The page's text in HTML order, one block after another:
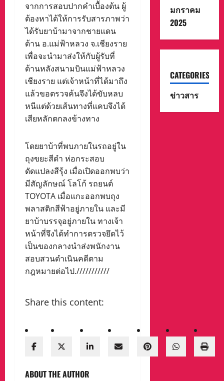
จากการสอบปากคำเบื้องต้น ผู้
ต้องหาได้ให้การรับสารภาพว่า
ได้รับยาบ้ามาจากชายแดน
ด้าน อ.แม่ฟ้าหลวง จ.เชียงราย
เพื่อจะนำมาส่งให้กับผู้รับที่
ด้านหลังสนามบินแม่ฟ้าหลวง
เชียงราย แต่เจ้าหน้าที่ได้มาถึง
แล้วขอตรวจค้นจึงได้ขับหลบ
หนีแต่ด้วยเส้นทางที่แคบจึงได้
เสียหลักตกลงข้างทาง
โดยยาบ้าที่พบภายในรถอยู่ใน
ถุงขยะสีดำ ห่อกระสอบ
ดัดแปลงสีรุ้ง เมื่อเปิดออกพบว่า
มีสัญลักษณ์ โลโก้ รถยนต์
TOYOTA เมื่อแกะออกพบถุง
พลาสติกสีฟ้าอยู่ภายใน และมี
ยาบ้าบรรจุอยู่ภายใน ทางเจ้า
หน้าที่จึงได้ทำการตรวจยึดไว้
เป็นของกลางนำส่งพนักงาน
สอบสวนดำเนินคดีตาม
กฎหมายต่อไป.///////////
Share this content:
ABOUT THE AUTHOR
มกราคม
2025
CATEGORIES
ข่าวสาร